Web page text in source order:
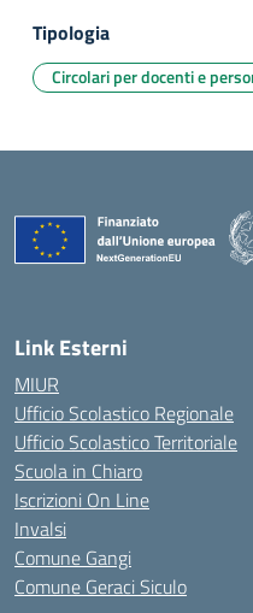
Tipologia
Circolari per docenti e
Link Esterni
MIUR
Ufficio Scolastico Regionale
Ufficio Scolastico Territoriale
Scuola in Chiaro
Iscrizioni On Line
Invalsi
Comune Gangi
Comune Geraci Siculo